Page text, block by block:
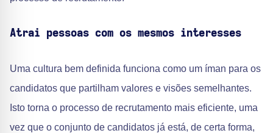
Atrai pessoas com os mesmos interesses
Uma cultura bem definida funciona como um íman para os
candidatos que partilham valores e visões semelhantes.
Isto torna o processo de recrutamento mais eficiente, uma
vez que o conjunto de candidatos já está, de certa forma,